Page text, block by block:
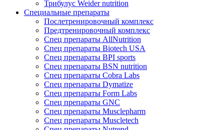
Трибулус Weider nutrition
Специальные препараты
Послетренировочный комплекс
Предтренировочный комплекс
Спец препараты AllNutrition
Спец препараты Biotech USA
Спец препараты BPI sports
Спец препараты BSN nutrition
Спец препараты Cobra Labs
Спец препараты Dymatize
Спец препараты Form Labs
Спец препараты GNC
Спец препараты Musclepharm
Спец препараты Muscletech